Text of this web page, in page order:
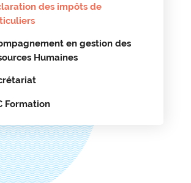
des impôts de
en gestion des
Humaines
Formation